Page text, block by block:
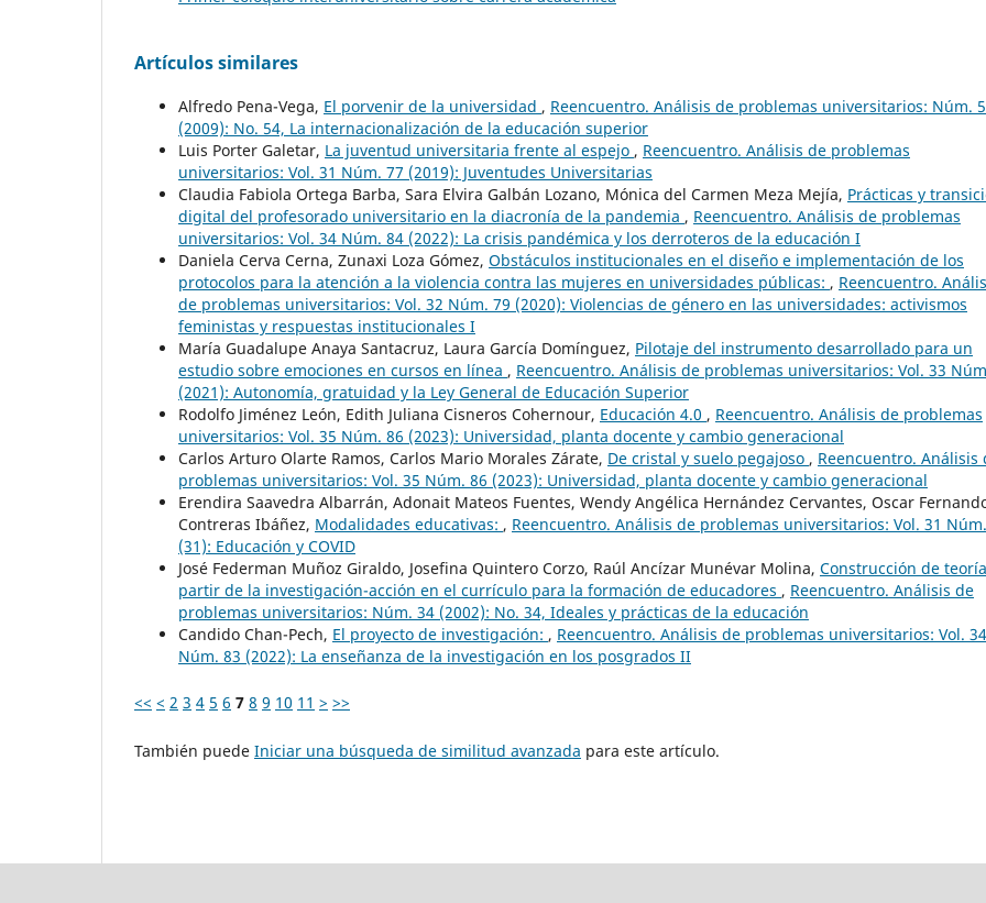
Artículos similares
Alfredo Pena-Vega, El porvenir de la universidad , Reencuentro. Análisis de problemas universitarios: Núm.
(2009): No. 54, La internacionalización de la educación superior
Luis Porter Galetar, La juventud universitaria frente al espejo , Reencuentro. Análisis de problemas
universitarios: Vol. 31 Núm. 77 (2019): Juventudes Universitarias
Claudia Fabiola Ortega Barba, Sara Elvira Galbán Lozano, Mónica del Carmen Meza Mejía, Prácticas y
digital del profesorado universitario en la diacronía de la pandemia , Reencuentro. Análisis de problemas
universitarios: Vol. 34 Núm. 84 (2022): La crisis pandémica y los derroteros de la educación I
Daniela Cerva Cerna, Zunaxi Loza Gómez, Obstáculos institucionales en el diseño e implementación de los
protocolos para la atención a la violencia contra las mujeres en universidades públicas: , Reencuentro.
de problemas universitarios: Vol. 32 Núm. 79 (2020): Violencias de género en las universidades: activismos
feministas y respuestas institucionales I
María Guadalupe Anaya Santacruz, Laura García Domínguez, Pilotaje del instrumento desarrollado para un
estudio sobre emociones en cursos en línea , Reencuentro. Análisis de problemas universitarios: Vol. 33
(2021): Autonomía, gratuidad y la Ley General de Educación Superior
Rodolfo Jiménez León, Edith Juliana Cisneros Cohernour, Educación 4.0 , Reencuentro. Análisis de problemas
universitarios: Vol. 35 Núm. 86 (2023): Universidad, planta docente y cambio generacional
Carlos Arturo Olarte Ramos, Carlos Mario Morales Zárate, De cristal y suelo pegajoso , Reencuentro. Análisis
problemas universitarios: Vol. 35 Núm. 86 (2023): Universidad, planta docente y cambio generacional
Erendira Saavedra Albarrán, Adonait Mateos Fuentes, Wendy Angélica Hernández Cervantes, Oscar
Contreras Ibáñez, Modalidades educativas: , Reencuentro. Análisis de problemas universitarios: Vol. 31
(31): Educación y COVID
José Federman Muñoz Giraldo, Josefina Quintero Corzo, Raúl Ancízar Munévar Molina, Construcción de
partir de la investigación-acción en el currículo para la formación de educadores , Reencuentro. Análisis de
problemas universitarios: Núm. 34 (2002): No. 34, Ideales y prácticas de la educación
Candido Chan-Pech, El proyecto de investigación: , Reencuentro. Análisis de problemas universitarios: Vol. 34
Núm. 83 (2022): La enseñanza de la investigación en los posgrados II
<< < 2 3 4 5 6 7 8 9 10 11 > >>
También puede Iniciar una búsqueda de similitud avanzada para este artículo.